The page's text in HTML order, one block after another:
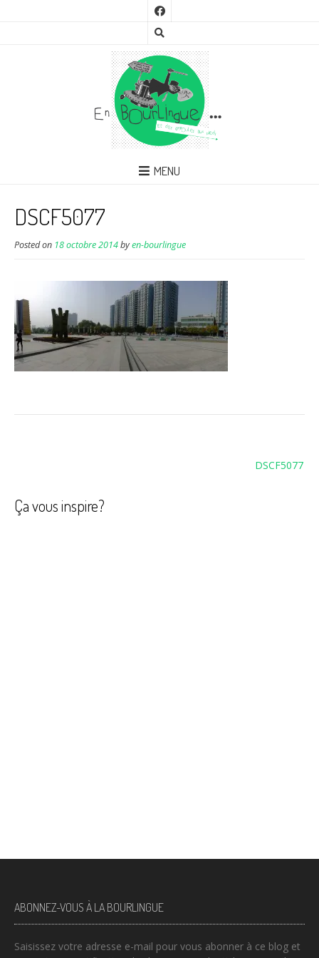
MENU
DSCF5077
Posted on 18 octobre 2014byen-bourlingue
DSCF5077
Ça vous inspire?
ABONNEZ-VOUS À LA BOURLINGUE
Saisissez votre adresse e-mail pour vous abonner à ce blog et